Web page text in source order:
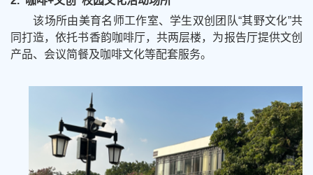
该场所由美育名师工作室、学生双创团队“其野文化”共
同打造，依托书香韵咖啡厅，共两层楼，为报告厅提供文创
产品、会议简餐及咖啡文化等配套服务。